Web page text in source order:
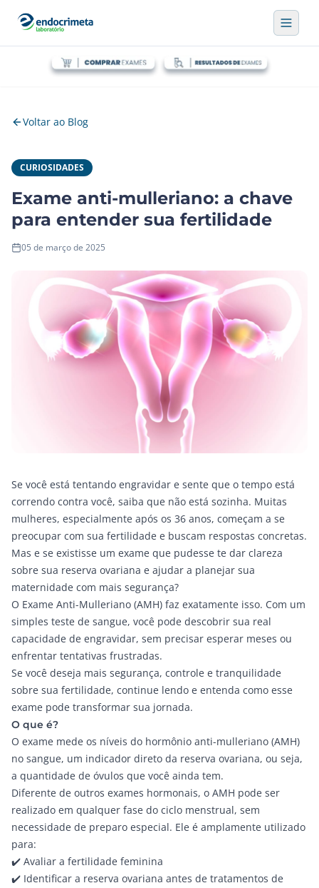
Voltar ao Blog
CURIOSIDADES
Exame anti-mulleriano: a chave
para entender sua fertilidade
05 de março de 2025
Se você está tentando engravidar e sente que o tempo está
correndo contra você, saiba que não está sozinha. Muitas
mulheres, especialmente após os 36 anos, começam a se
preocupar com sua fertilidade e buscam respostas concretas.
Mas e se existisse um exame que pudesse te dar clareza
sobre sua reserva ovariana e ajudar a planejar sua
maternidade com mais segurança?
O Exame Anti-Mulleriano (AMH) faz exatamente isso. Com um
simples teste de sangue, você pode descobrir sua real
capacidade de engravidar, sem precisar esperar meses ou
enfrentar tentativas frustradas.
Se você deseja mais segurança, controle e tranquilidade
sobre sua fertilidade, continue lendo e entenda como esse
exame pode transformar sua jornada.
O que é?
O exame mede os níveis do hormônio anti-mulleriano (AMH)
no sangue, um indicador direto da reserva ovariana, ou seja,
a quantidade de óvulos que você ainda tem.
Diferente de outros exames hormonais, o AMH pode ser
realizado em qualquer fase do ciclo menstrual, sem
necessidade de preparo especial. Ele é amplamente utilizado
para:
✔️ Avaliar a fertilidade feminina
✔️ Identificar a reserva ovariana antes de tratamentos de